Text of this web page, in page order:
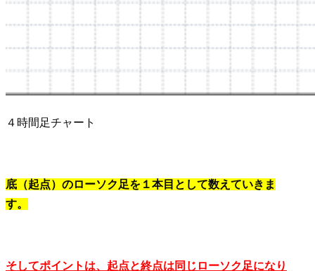
４時間足チャート
底（起点）のローソク足を１本目として数えていきま
す。
そしてポイントは、起点と終点は同じローソク足になり